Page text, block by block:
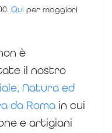
. Qui per maggiori
è
il nostro
Natura ed
da Roma in cui
e artigiani